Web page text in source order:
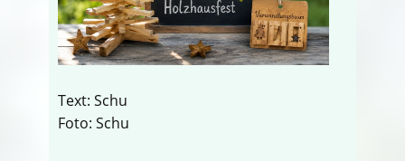
Text: Schu
Foto: Schu